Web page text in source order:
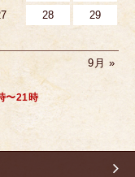
28
29
9月 »
〜21時